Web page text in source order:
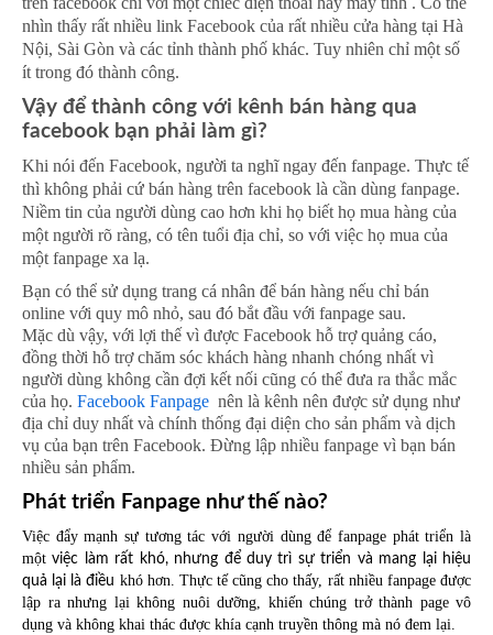
nhìn thấy rất nhiều link Facebook của rất nhiều cửa hàng tại Hà
Nội, Sài Gòn và các tỉnh thành phố khác. Tuy nhiên chỉ một số
ít trong đó thành công.
Vậy để thành công với kênh bán hàng qua
facebook bạn phải làm gì?
Khi nói đến Facebook, người ta nghĩ ngay đến fanpage. Thực tế
thì không phải cứ bán hàng trên facebook là cần dùng fanpage.
Niềm tin của người dùng cao hơn khi họ biết họ mua hàng của
một người rõ ràng, có tên tuổi địa chỉ, so với việc họ mua của
một fanpage xa lạ.
Bạn có thể sử dụng trang cá nhân để bán hàng nếu chỉ bán
online với quy mô nhỏ, sau đó bắt đầu với fanpage sau.
Mặc dù vậy, với lợi thế vì được Facebook hỗ trợ quảng cáo,
đồng thời hỗ trợ chăm sóc khách hàng nhanh chóng nhất vì
người dùng không cần đợi kết nối cũng có thể đưa ra thắc mắc
của họ. Facebook Fanpage nên là kênh nên được sử dụng như
địa chỉ duy nhất và chính thống đại diện cho sản phẩm và dịch
vụ của bạn trên Facebook. Đừng lập nhiều fanpage vì bạn bán
nhiều sản phẩm.
Phát triển Fanpage như thế nào?
Việc đẩy mạnh sự tương tác với người dùng để fanpage phát triển là
mộtviệc làm rất khó, nhưng để duy trì sự triển và mang lại hiệu
quả lại là điều khó hơn. Thực tế cũng cho thấy, rất nhiều fanpage được
lập ra nhưng lại không nuôi dưỡng, khiến chúng trở thành page vô
dụng và không khai thác được khía cạnh truyền thông mà nó đem lại.